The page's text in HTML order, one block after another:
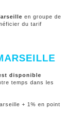
en groupe de
du tarif
disponible
temps dans les
+ 1% en point